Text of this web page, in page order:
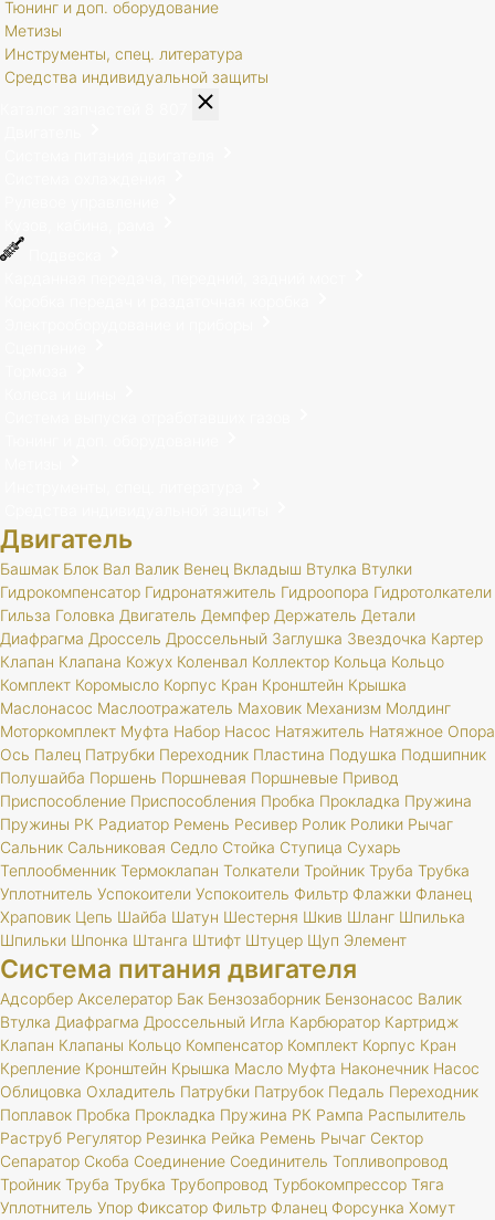
Тюнинг и доп. оборудование
Метизы
Инструменты, спец. литература
Средства индивидуальной защиты
Двигатель
Башмак Блок Вал Валик Венец Вкладыш Втулка Втулки
Гидрокомпенсатор Гидронатяжитель Гидроопора Гидротолкатели
Гильза Головка Двигатель Демпфер Держатель Детали
Диафрагма Дроссель Дроссельный Заглушка Звездочка Картер
Клапан Клапана Кожух Коленвал Коллектор Кольца Кольцо
Комплект Коромысло Корпус Кран Кронштейн Крышка
Маслонасос Маслоотражатель Маховик Механизм Молдинг
Моторкомплект Муфта Набор Насос Натяжитель Натяжное Опора
Ось Палец Патрубки Переходник Пластина Подушка Подшипник
Полушайба Поршень Поршневая Поршневые Привод
Приспособление Приспособления Пробка Прокладка Пружина
Пружины РК Радиатор Ремень Ресивер Ролик Ролики Рычаг
Сальник Сальниковая Седло Стойка Ступица Сухарь
Теплообменник Термоклапан Толкатели Тройник Труба Трубка
Уплотнитель Успокоители Успокоитель Фильтр Флажки Фланец
Храповик Цепь Шайба Шатун Шестерня Шкив Шланг Шпилька
Шпильки Шпонка Штанга Штифт Штуцер Щуп Элемент
Система питания двигателя
Адсорбер Акселератор Бак Бензозаборник Бензонасос Валик
Втулка Диафрагма Дроссельный Игла Карбюратор Картридж
Клапан Клапаны Кольцо Компенсатор Комплект Корпус Кран
Крепление Кронштейн Крышка Масло Муфта Наконечник Насос
Облицовка Охладитель Патрубки Патрубок Педаль Переходник
Поплавок Пробка Прокладка Пружина РК Рампа Распылитель
Раструб Регулятор Резинка Рейка Ремень Рычаг Сектор
Сепаратор Скоба Соединение Соединитель Топливопровод
Тройник Труба Трубка Трубопровод Турбокомпрессор Тяга
Уплотнитель Упор Фиксатор Фильтр Фланец Форсунка Хомут